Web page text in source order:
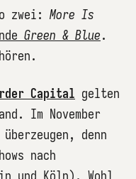
zwei: More Is
Green & Blue.
Capital gelten
Im November
denn
nach